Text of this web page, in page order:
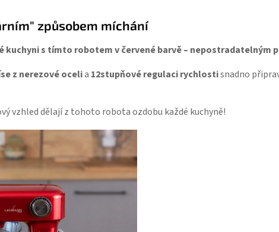
způsobem míchání
kuchyni s tímto robotem v červené barvě – nepostradatelným
z nerezové ocelia 12stupňové regulaci rychlostisnadno
vzhled dělají z tohoto robota ozdobu každé kuchyně!